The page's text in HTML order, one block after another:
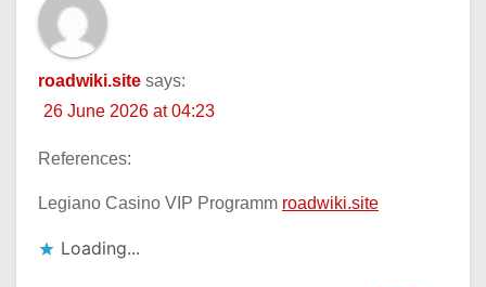
roadwiki.site says:
26 June 2026 at 04:23
References:
Legiano Casino VIP Programm roadwiki.site
Loading...